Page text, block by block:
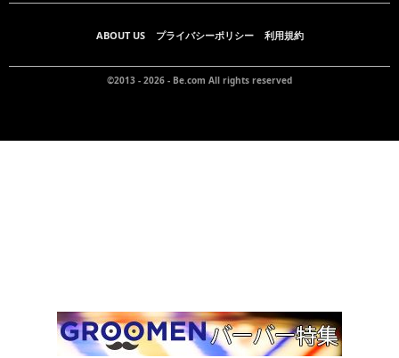
ABOUT US プライバシーポリシー 利用規約
©2013 - 2026 - Be.com All rights reserved